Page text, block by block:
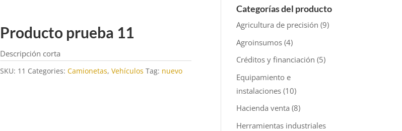
Producto prueba 11
Descripción corta
SKU: 11 Categories:Camionetas,Vehículos Tag: nuevo
Categorías del producto
Agricultura de precisión (9)
Agroinsumos (4)
Créditos y financiación (5)
Equipamiento e
instalaciones (10)
Hacienda venta (8)
Herramientas industriales